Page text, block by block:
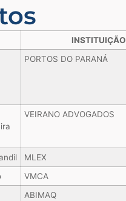
INSTITUIÇÃO
PORTOS DO PARANÁ
VEIRANO ADVOGADOS
MLEX
VMCA
ABIMAQ